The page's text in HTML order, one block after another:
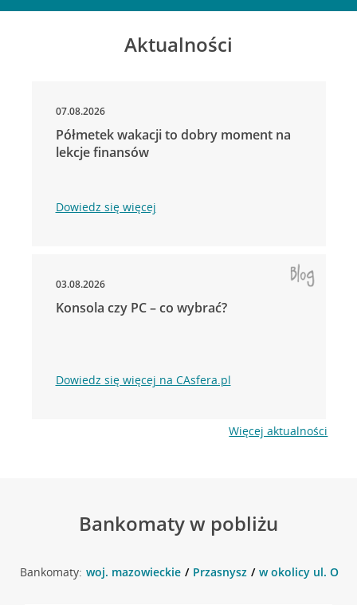
Aktualności
07.08.2026
Półmetek wakacji to dobry moment na
lekcje finansów
Dowiedz się więcej
03.08.2026
Konsola czy PC – co wybrać?
Dowiedz się więcej na CAsfera.pl
Więcej aktualności
Bankomaty w pobliżu
Bankomaty: woj. mazowieckie Przasnysz w okolicy ul.